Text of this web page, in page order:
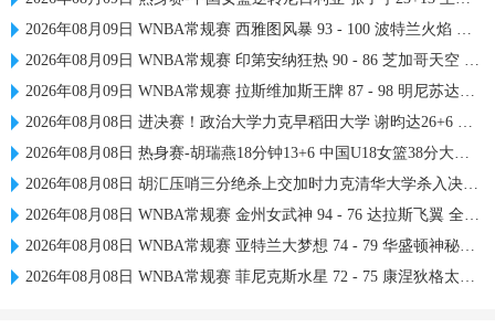
2026年08月09日 WNBA常规赛 西雅图风暴 93 - 100 波特兰火焰 全场集锦
2026年08月09日 WNBA常规赛 印第安纳狂热 90 - 86 芝加哥天空 全场集锦
2026年08月09日 WNBA常规赛 拉斯维加斯王牌 87 - 98 明尼苏达山猫 全场集锦
2026年08月08日 进决赛！政治大学力克早稻田大学 谢昀达26+6 波波卡22+15+7
2026年08月08日 热身赛-胡瑞燕18分钟13+6 中国U18女篮38分大胜蒙古女篮
2026年08月08日 胡汇压哨三分绝杀上交加时力克清华大学杀入决赛 陈天灿三双
2026年08月08日 WNBA常规赛 金州女武神 94 - 76 达拉斯飞翼 全场集锦
2026年08月08日 WNBA常规赛 亚特兰大梦想 74 - 79 华盛顿神秘人 全场集锦
2026年08月08日 WNBA常规赛 菲尼克斯水星 72 - 75 康涅狄格太阳 全场集锦